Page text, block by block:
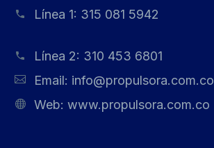
Línea 1: 315 081 5942
Línea 2: 310 453 6801
Email: info@propulsora.com.co
Web: www.propulsora.com.co